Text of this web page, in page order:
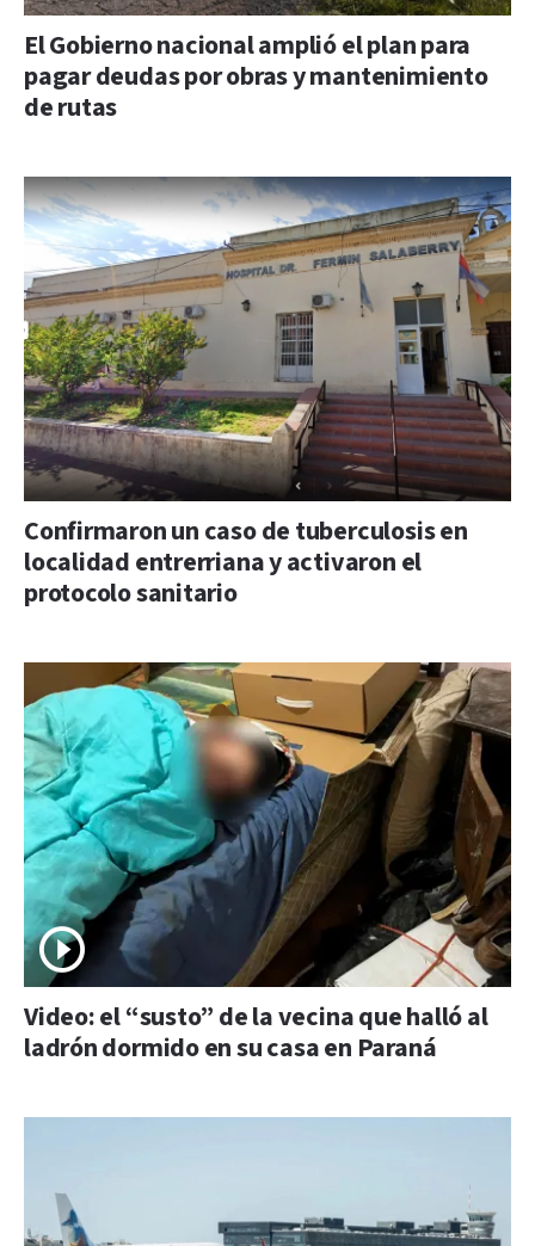
El Gobierno nacional amplió el plan para
pagar deudas por obras y mantenimiento
de rutas
Confirmaron un caso de tuberculosis en
localidad entrerriana y activaron el
protocolo sanitario
Video: el “susto” de la vecina que halló al
ladrón dormido en su casa en Paraná